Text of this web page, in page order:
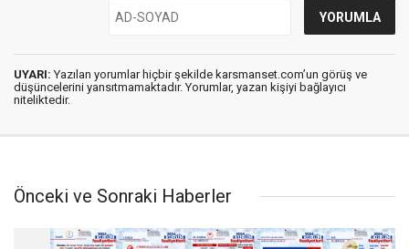
UYARI: Yazılan yorumlar hiçbir şekilde karsmanset.com’un görüş ve
düşüncelerini yansıtmamaktadır. Yorumlar, yazan kişiyi bağlayıcı
niteliktedir.
Önceki ve Sonraki Haberler